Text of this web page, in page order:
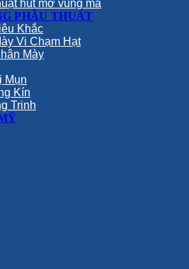
hút mỡ vùng má
PHẪU THUẬT
Khắc
Vi Chạm Hạt
Mày
Mụn
Kín
Trinh